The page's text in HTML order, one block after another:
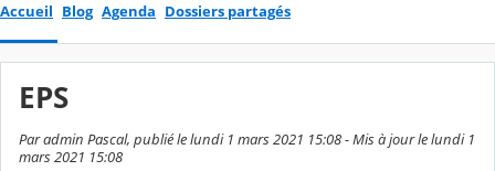
Accueil Blog Agenda Dossiers partagés
EPS
Par admin Pascal, publié le lundi 1 mars 2021 15:08 - Mis à jour le lundi 1
mars 2021 15:08